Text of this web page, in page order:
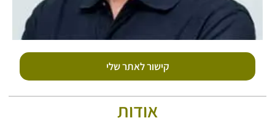
קישור לאתר שלי
אודות